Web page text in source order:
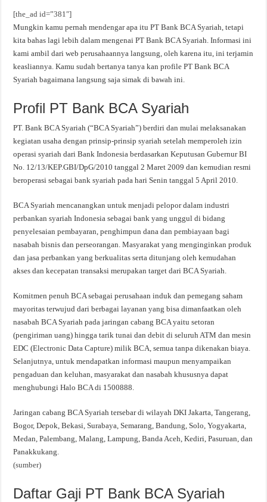
[the_ad id=”381″]
Mungkin kamu pernah mendengar apa itu PT Bank BCA Syariah, tetapi
kita bahas lagi lebih dalam mengenai PT Bank BCA Syariah. Informasi ini
kami ambil dari web perusahaannya langsung, oleh karena itu, ini terjamin
keasliannya. Kamu sudah bertanya tanya kan profile PT Bank BCA
Syariah bagaimana langsung saja simak di bawah ini.
Profil PT Bank BCA Syariah
PT. Bank BCA Syariah (“BCA Syariah”) berdiri dan mulai melaksanakan
kegiatan usaha dengan prinsip-prinsip syariah setelah memperoleh izin
operasi syariah dari Bank Indonesia berdasarkan Keputusan Gubernur BI
No. 12/13/KEP.GBI/DpG/2010 tanggal 2 Maret 2009 dan kemudian resmi
beroperasi sebagai bank syariah pada hari Senin tanggal 5 April 2010.
BCA Syariah mencanangkan untuk menjadi pelopor dalam industri
perbankan syariah Indonesia sebagai bank yang unggul di bidang
penyelesaian pembayaran, penghimpun dana dan pembiayaan bagi
nasabah bisnis dan perseorangan. Masyarakat yang menginginkan produk
dan jasa perbankan yang berkualitas serta ditunjang oleh kemudahan
akses dan kecepatan transaksi merupakan target dari BCA Syariah.
Komitmen penuh BCA sebagai perusahaan induk dan pemegang saham
mayoritas terwujud dari berbagai layanan yang bisa dimanfaatkan oleh
nasabah BCA Syariah pada jaringan cabang BCA yaitu setoran
(pengiriman uang) hingga tarik tunai dan debit di seluruh ATM dan mesin
EDC (Electronic Data Capture) milik BCA, semua tanpa dikenakan biaya.
Selanjutnya, untuk mendapatkan informasi maupun menyampaikan
pengaduan dan keluhan, masyarakat dan nasabah khususnya dapat
menghubungi Halo BCA di 1500888.
Jaringan cabang BCA Syariah tersebar di wilayah DKI Jakarta, Tangerang,
Bogor, Depok, Bekasi, Surabaya, Semarang, Bandung, Solo, Yogyakarta,
Medan, Palembang, Malang, Lampung, Banda Aceh, Kediri, Pasuruan, dan
Panakkukang.
(sumber)
Daftar Gaji PT Bank BCA Syariah